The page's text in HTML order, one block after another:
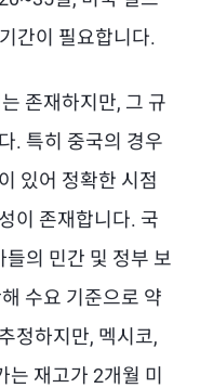
간이 필요합니다.
존재하지만, 그 규
. 특히 중국의 경우
있어 정확한 시점
이 존재합니다. 국
의 민간 및 정부 보
수요 기준으로 약
정하지만, 멕시코,
는 재고가 2개월 미